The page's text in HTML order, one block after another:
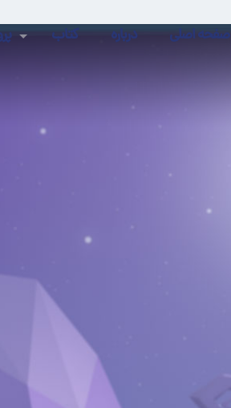
صفحه اصلی درباره کتاب